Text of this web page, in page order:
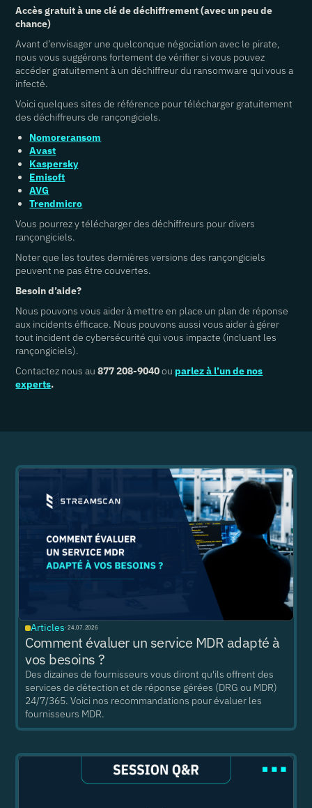
Accès gratuit à une clé de déchiffrement (avec un peu de
chance)
Avant d’envisager une quelconque négociation avec le pirate,
nous vous suggérons fortement de vérifier si vous pouvez
accéder gratuitement à un déchiffreur du ransomware qui vous a
infecté.
Voici quelques sites de référence pour télécharger gratuitement
des déchiffreurs de rançongiciels.
Nomoreransom
Avast
Kaspersky
Emisoft
AVG
Trendmicro
Vous pourrez y télécharger des déchiffreurs pour divers
rançongiciels.
Noter que les toutes dernières versions des rançongiciels
peuvent ne pas être couvertes.
Besoin d’aide?
Nous pouvons vous aider à mettre en place un plan de réponse
aux incidents éfficace. Nous pouvons aussi vous aider à gérer
tout incident de cybersécurité qui vous impacte (incluant les
rançongiciels).
Contactez nous au877 208-9040ou parlez à l’un de nos
experts.
Articles ·24.07.2026
Comment évaluer un service MDR adapté à
vos besoins ?
Des dizaines de fournisseurs vous diront qu'ils offrent des
services de détection et de réponse gérées (DRG ou MDR)
24/7/365. Voici nos recommandations pour évaluer les
fournisseurs MDR.